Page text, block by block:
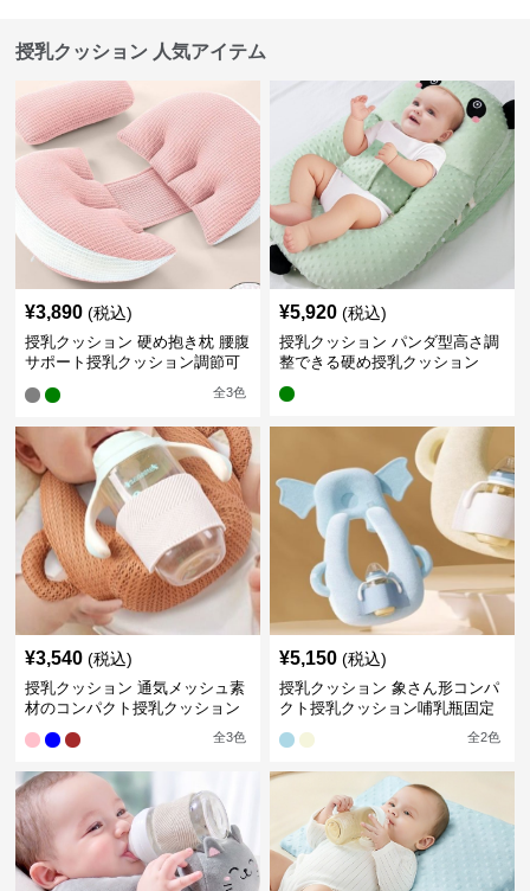
授乳クッション 人気アイテム
¥3,890 (税込)
授乳クッション 硬め抱き枕 腰腹
サポート授乳クッション調節可
全3色
¥5,920 (税込)
授乳クッション パンダ型高さ調
整できる硬め授乳クッション
¥3,540 (税込)
授乳クッション 通気メッシュ素
材のコンパクト授乳クッション
全3色
¥5,150 (税込)
授乳クッション 象さん形コンパ
クト授乳クッション哺乳瓶固定
全2色